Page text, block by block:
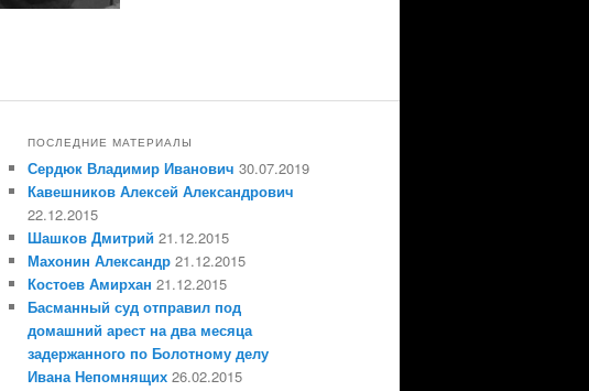
ПОСЛЕДНИЕ МАТЕРИАЛЫ
Сердюк Владимир Иванович 30.07.2019
Кавешников Алексей Александрович
22.12.2015
Шашков Дмитрий 21.12.2015
Махонин Александр 21.12.2015
Костоев Амирхан 21.12.2015
Басманный суд отправил под
домашний арест на два месяца
задержанного по Болотному делу
Ивана Непомнящих 26.02.2015